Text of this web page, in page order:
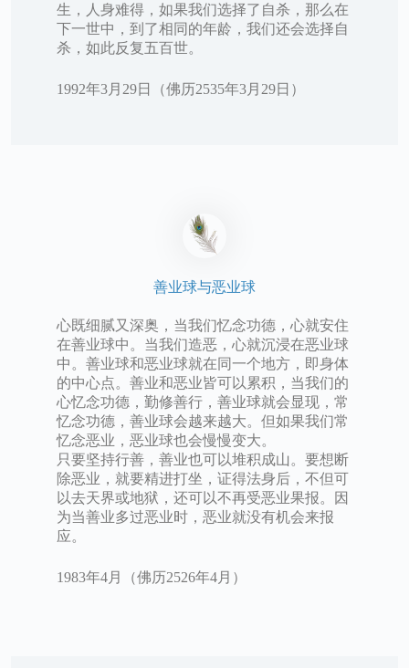
生，人身难得，如果我们选择了自杀，那么在
下一世中，到了相同的年龄，我们还会选择自
杀，如此反复五百世。
1992年3月29日（佛历2535年3月29日）
善业球与恶业球
心既细腻又深奥，当我们忆念功德，心就安住
在善业球中。当我们造恶，心就沉浸在恶业球
中。善业球和恶业球就在同一个地方，即身体
的中心点。善业和恶业皆可以累积，当我们的
心忆念功德，勤修善行，善业球就会显现，常
忆念功德，善业球会越来越大。但如果我们常
忆念恶业，恶业球也会慢慢变大。
只要坚持行善，善业也可以堆积成山。要想断
除恶业，就要精进打坐，证得法身后，不但可
以去天界或地狱，还可以不再受恶业果报。因
为当善业多过恶业时，恶业就没有机会来报
应。
1983年4月（佛历2526年4月）